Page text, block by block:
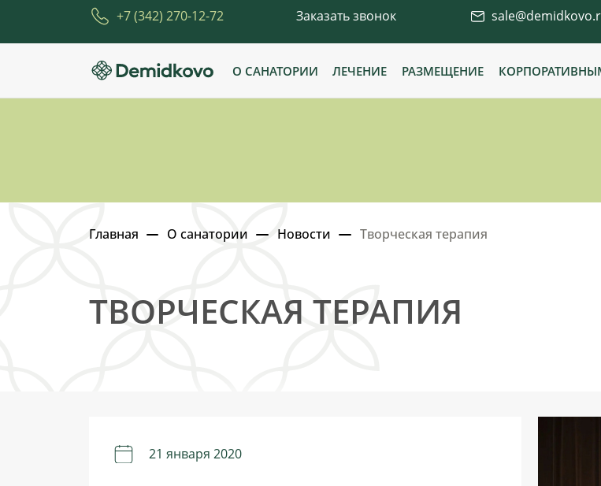
+7 (342) 270-12-72 Заказать звонок
О САНАТОРИИ ЛЕЧЕНИЕ РАЗМЕЩЕНИЕ
Главная О санатории Новости Творческая терапия
ТВОРЧЕСКАЯ ТЕРАПИЯ
21 января 2020